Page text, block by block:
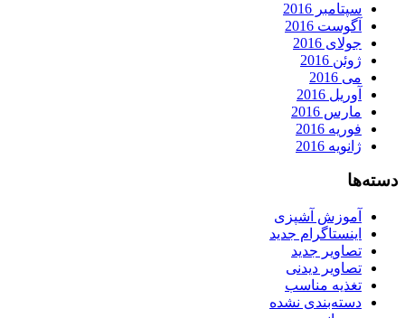
سپتامبر 2016
آگوست 2016
جولای 2016
ژوئن 2016
می 2016
آوریل 2016
مارس 2016
فوریه 2016
ژانویه 2016
دسته‌ها
آموزش آشپزی
اینستاگرام جدید
تصاویر جدید
تصاویر دیدنی
تغذیه مناسب
دسته‌بندی نشده